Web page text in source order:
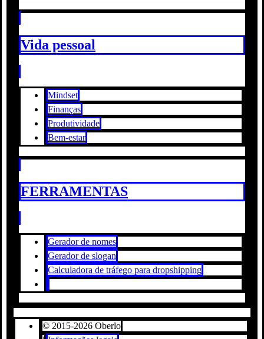
Vida pessoal
Mindset
Finanças
Produtividade
Bem-estar
FERRAMENTAS
Gerador de nomes
Gerador de slogan
Calculadora de tráfego para dropshipping
© 2015-2026 Oberlo